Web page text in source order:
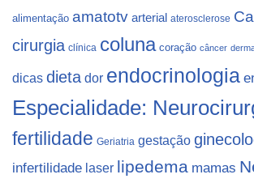
alimentação amatotv arterial aterosclerose
cirurgia clínica coluna coração câncer
dicas dieta dor endocrinologia
Especialidade:
fertilidade Geriatria gestação
infertilidade laser lipedema mamas